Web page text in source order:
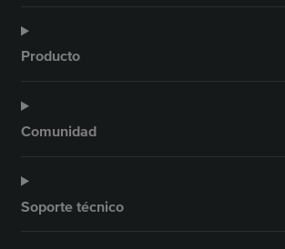
Producto
Comunidad
Soporte técnico